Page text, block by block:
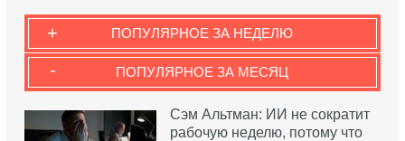
ПОПУЛЯРНОЕ ЗА НЕДЕЛЮ
+
ПОПУЛЯРНОЕ ЗА МЕСЯЦ
-
Сэм Альтман: ИИ не сократит
рабочую неделю, потому что